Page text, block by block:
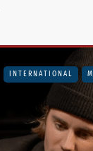
INTERNATIONAL